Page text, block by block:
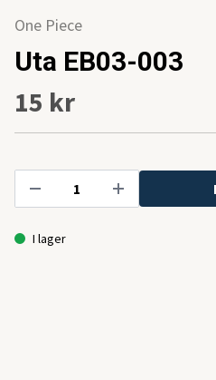
One Piece
Uta EB03-003
15 kr
I lager